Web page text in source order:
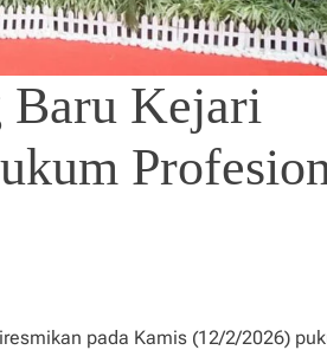
Baru Kejari
pada Kamis (12/2/2026)